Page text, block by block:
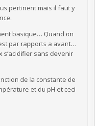
pertinent mais il faut y
basique… Quand on
par rapports a avant…
s’acidifier sans devenir
de la constante de
et du pH et ceci